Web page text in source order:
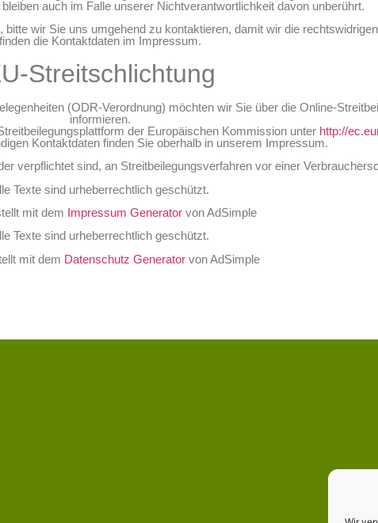
auch im Falle unserer Nichtverantwortlichkeit davon unberührt.
wir Sie uns umgehend zu kontaktieren, damit wir die
finden die Kontaktdaten im Impressum.
Streitschlichtung
(ODR-Verordnung) möchten wir Sie über die Online-
informieren.
der Europäischen Kommission unter http://
Kontaktdaten finden Sie oberhalb in unserem Impressum.
verpflichtet sind, an Streitbeilegungsverfahren vor einer
Texte sind urheberrechtlich geschützt.
mit dem Impressum Generatorvon AdSimple
Texte sind urheberrechtlich geschützt.
mit dem Datenschutz Generatorvon AdSimple